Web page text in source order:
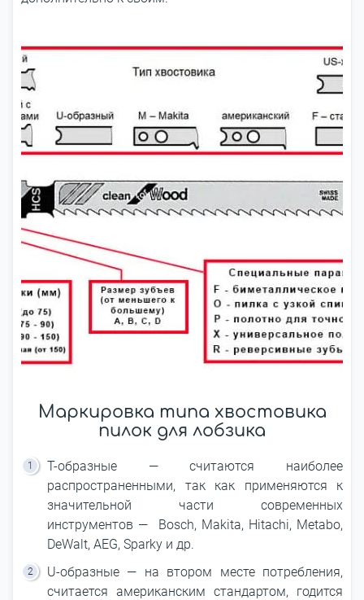
Маркировка типа хвостовика
пилок для лобзика
Т-образные — считаются наиболее
распространенными, так как применяются к
значительной части современных
инструментов — Bosch, Makita, Hitachi, Metabo,
DeWalt, AEG, Sparky и др.
U-образные — на втором месте потребления,
считается американским стандартом, годится